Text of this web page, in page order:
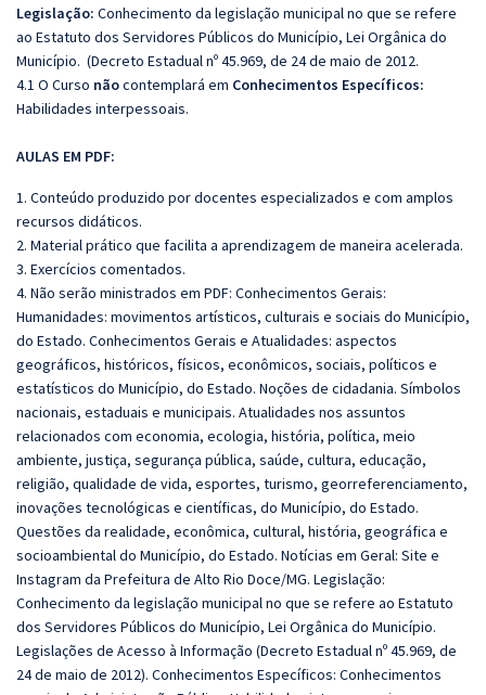
Legislação: Conhecimento da legislação municipal no que se refere
ao Estatuto dos Servidores Públicos do Município, Lei Orgânica do
Município. (Decreto Estadual nº 45.969, de 24 de maio de 2012.
4.1 O Curso nãocontemplará em Conhecimentos Específicos:
Habilidades interpessoais.
AULAS EM PDF:
1. Conteúdo produzido por docentes especializados e com amplos
recursos didáticos.
2. Material prático que facilita a aprendizagem de maneira acelerada.
3. Exercícios comentados.
4. Não serão ministrados em PDF: Conhecimentos Gerais:
Humanidades: movimentos artísticos, culturais e sociais do Município,
do Estado. Conhecimentos Gerais e Atualidades: aspectos
geográficos, históricos, físicos, econômicos, sociais, políticos e
estatísticos do Município, do Estado. Noções de cidadania. Símbolos
nacionais, estaduais e municipais. Atualidades nos assuntos
relacionados com economia, ecologia, história, política, meio
ambiente, justiça, segurança pública, saúde, cultura, educação,
religião, qualidade de vida, esportes, turismo, georreferenciamento,
inovações tecnológicas e científicas, do Município, do Estado.
Questões da realidade, econômica, cultural, história, geográfica e
socioambiental do Município, do Estado. Notícias em Geral: Site e
Instagram da Prefeitura de Alto Rio Doce/MG. Legislação:
Conhecimento da legislação municipal no que se refere ao Estatuto
dos Servidores Públicos do Município, Lei Orgânica do Município.
Legislações de Acesso à Informação (Decreto Estadual nº 45.969, de
24 de maio de 2012). Conhecimentos Específicos: Conhecimentos